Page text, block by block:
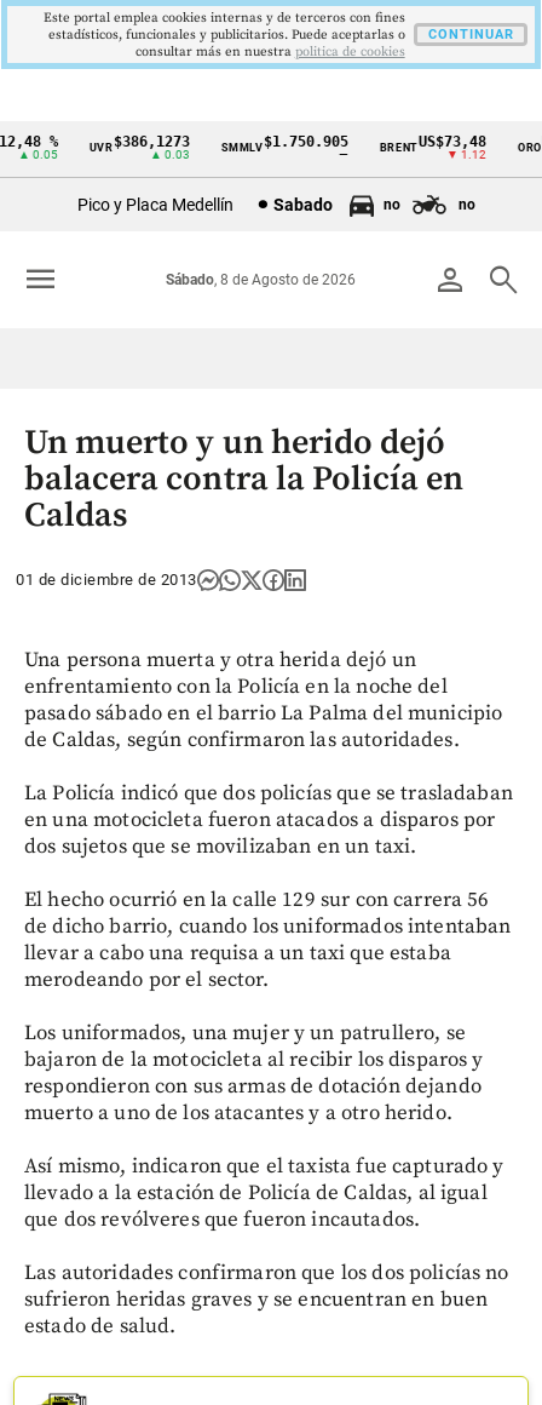
Cintillo
Colombia
%
▲ 0.05
UVR$386,1273
▲ 0.03
SMMLV$1.750.905 BRENTUS$73,48
▼ 1.12
ORO
Pico y Placa Medellín Sabado no no
person search
Sábado, 8 de Agosto de 2026
menu
Un muerto y un herido dejó
balacera contra la Policía en
Caldas
01 de diciembre de 2013
Una persona muerta y otra herida dejó un
enfrentamiento con la Policía en la noche del
pasado sábado en el barrio La Palma del municipio
de Caldas, según confirmaron las autoridades.
La Policía indicó que dos policías que se trasladaban
en una motocicleta fueron atacados a disparos por
dos sujetos que se movilizaban en un taxi.
El hecho ocurrió en la calle 129 sur con carrera 56
de dicho barrio, cuando los uniformados intentaban
llevar a cabo una requisa a un taxi que estaba
merodeando por el sector.
Los uniformados, una mujer y un patrullero, se
bajaron de la motocicleta al recibir los disparos y
respondieron con sus armas de dotación dejando
muerto a uno de los atacantes y a otro herido.
Así mismo, indicaron que el taxista fue capturado y
llevado a la estación de Policía de Caldas, al igual
que dos revólveres que fueron incautados.
Las autoridades confirmaron que los dos policías no
sufrieron heridas graves y se encuentran en buen
estado de salud.
Este portal emplea cookies internas y de terceros con fines
estadísticos, funcionales y publicitarios. Puede aceptarlas o
consultar más en nuestra politica de cookies
CONTINUAR